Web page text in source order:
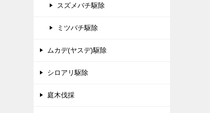
スズメバチ駆除
ミツバチ駆除
ムカデ(ヤスデ)駆除
シロアリ駆除
庭木伐採